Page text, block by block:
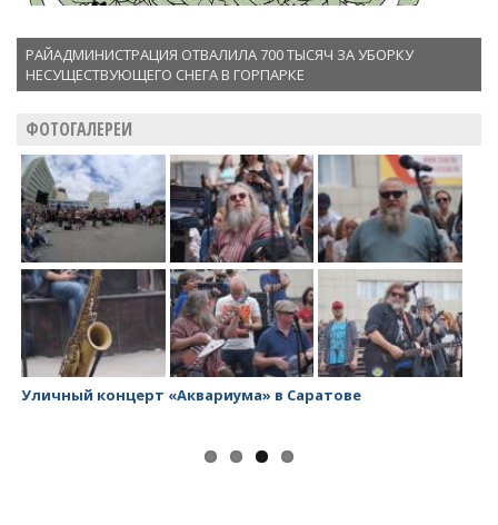
РАЙАДМИНИСТРАЦИЯ ОТВАЛИЛА 700 ТЫСЯЧ ЗА УБОРКУ
НЕСУЩЕСТВУЮЩЕГО СНЕГА В ГОРПАРКЕ
ФОТОГАЛЕРЕИ
Уличный концерт «Аквариума» в Саратове